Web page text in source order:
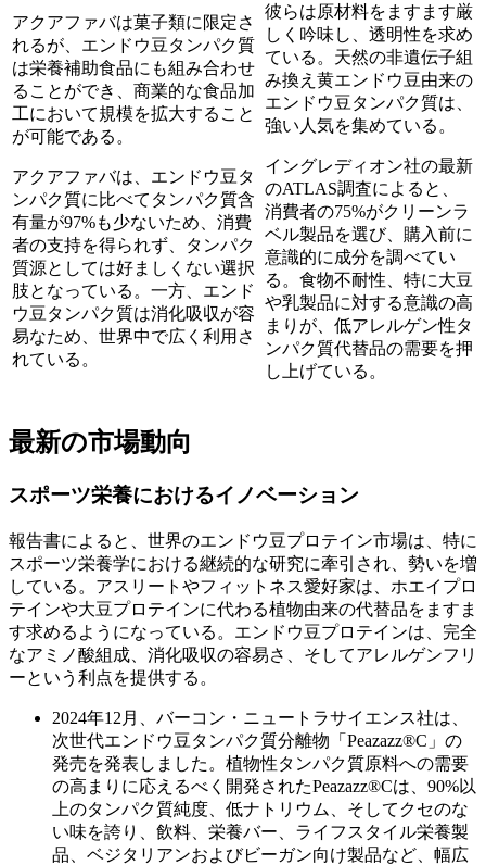
アクアファバは菓子類に限定さ
れるが、エンドウ豆タンパク質
は栄養補助食品にも組み合わせ
ることができ、商業的な食品加
工において規模を拡大すること
が可能である。
アクアファバは、エンドウ豆タ
ンパク質に比べてタンパク質含
有量が97%も少ないため、消費
者の支持を得られず、タンパク
質源としては好ましくない選択
肢となっている。一方、エンド
ウ豆タンパク質は消化吸収が容
易なため、世界中で広く利用さ
れている。
彼らは原材料をますます厳
しく吟味し、透明性を求め
ている。天然の非遺伝子組
み換え黄エンドウ豆由来の
エンドウ豆タンパク質は、
強い人気を集めている。
イングレディオン社の最新
のATLAS調査によると、
消費者の75%がクリーンラ
ベル製品を選び、購入前に
意識的に成分を調べてい
る。食物不耐性、特に大豆
や乳製品に対する意識の高
まりが、低アレルゲン性タ
ンパク質代替品の需要を押
し上げている。
最新の市場動向
スポーツ栄養におけるイノベーション
報告書によると、世界のエンドウ豆プロテイン市場は、特に
スポーツ栄養学における継続的な研究に牽引され、勢いを増
している。アスリートやフィットネス愛好家は、ホエイプロ
テインや大豆プロテインに代わる植物由来の代替品をますま
す求めるようになっている。エンドウ豆プロテインは、完全
なアミノ酸組成、消化吸収の容易さ、そしてアレルゲンフリ
ーという利点を提供する。
2024年12月、バーコン・ニュートラサイエンス社は、
次世代エンドウ豆タンパク質分離物「Peazazz®C」の
発売を発表しました。植物性タンパク質原料への需要
の高まりに応えるべく開発されたPeazazz®Cは、90%以
上のタンパク質純度、低ナトリウム、そしてクセのな
い味を誇り、飲料、栄養バー、ライフスタイル栄養製
品、ベジタリアンおよびビーガン向け製品など、幅広